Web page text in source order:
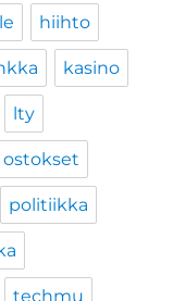
hiihto
kasino
lty
ostokset
politiikka
techmu